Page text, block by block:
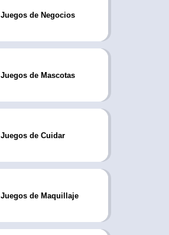
Juegos de Negocios
Juegos de Mascotas
Juegos de Cuidar
Juegos de Maquillaje